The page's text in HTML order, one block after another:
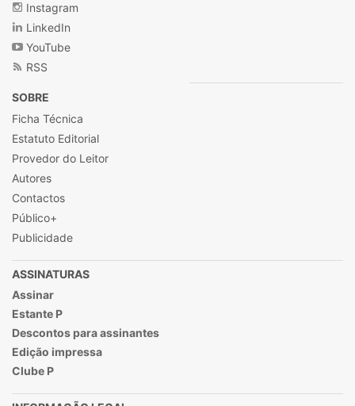
Instagram
LinkedIn
YouTube
RSS
SOBRE
Ficha Técnica
Estatuto Editorial
Provedor do Leitor
Autores
Contactos
Público+
Publicidade
ASSINATURAS
Assinar
Estante P
Descontos para assinantes
Edição impressa
Clube P